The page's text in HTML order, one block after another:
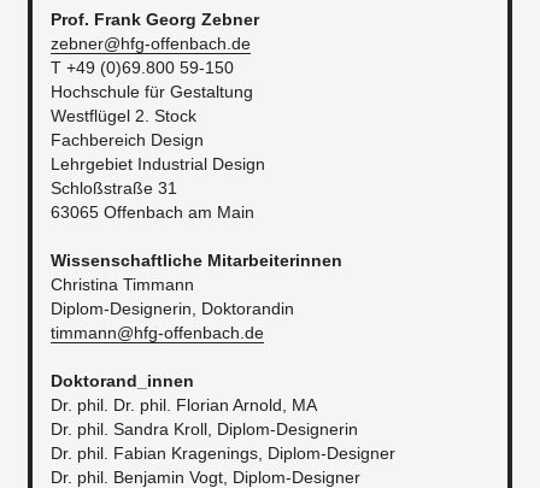
Prof. Frank Georg Zebner
zebner@hfg-offenbach.de
T +49 (0)69.800 59-150
Hochschule für Gestaltung
Westflügel 2. Stock
Fachbereich Design
Lehrgebiet Industrial Design
Schloßstraße 31
63065 Offenbach am Main
Wissenschaftliche Mitarbeiterinnen
Christina Timmann
Diplom-Designerin, Doktorandin
timmann@hfg-offenbach.de
Doktorand_innen
Dr. phil. Dr. phil. Florian Arnold, MA
Dr. phil. Sandra Kroll, Diplom-Designerin
Dr. phil. Fabian Kragenings, Diplom-Designer
Dr. phil. Benjamin Vogt, Diplom-Designer